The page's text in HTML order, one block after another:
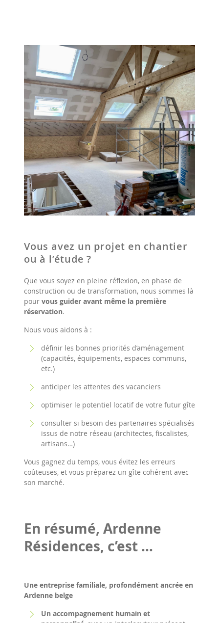
Vous avez un projet en chantier
ou à l’étude ?
Que vous soyez en pleine réflexion, en phase de
construction ou de transformation, nous sommes là
pour vous guider avant même la première
réservation.
Nous vous aidons à :
définir les bonnes priorités d’aménagement
(capacités, équipements, espaces communs,
etc.)
anticiper les attentes des vacanciers
optimiser le potentiel locatif de votre futur gîte
consulter si besoin des partenaires spécialisés
issus de notre réseau (architectes, fiscalistes,
artisans…)
Vous gagnez du temps, vous évitez les erreurs
coûteuses, et vous préparez un gîte cohérent avec
son marché.
En résumé, Ardenne
Résidences, c’est …
Une entreprise familiale, profondément ancrée en
Ardenne belge
Un accompagnement humain et